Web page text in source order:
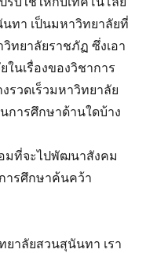
ทา เป็นมหาวิทยาลัยที่
ทยาลัยราชภัฏ ซึ่งเอา
ในเรื่องของวิชาการ
รวดเร็วมหาวิทยาลัย
การศึกษาด้านใดบ้าง
อมที่จะไปพัฒนาสังคม
ารศึกษาค้นคว้า
าลัยสวนสุนันทา เรา